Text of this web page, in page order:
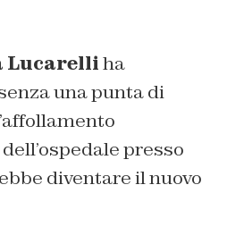
Lucarelliha
una punta di
presso
diventare il nuovo